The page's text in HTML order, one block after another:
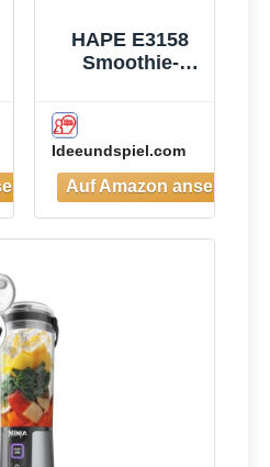
HAPE E3158
Smoothie-
Ideeundspiel.com